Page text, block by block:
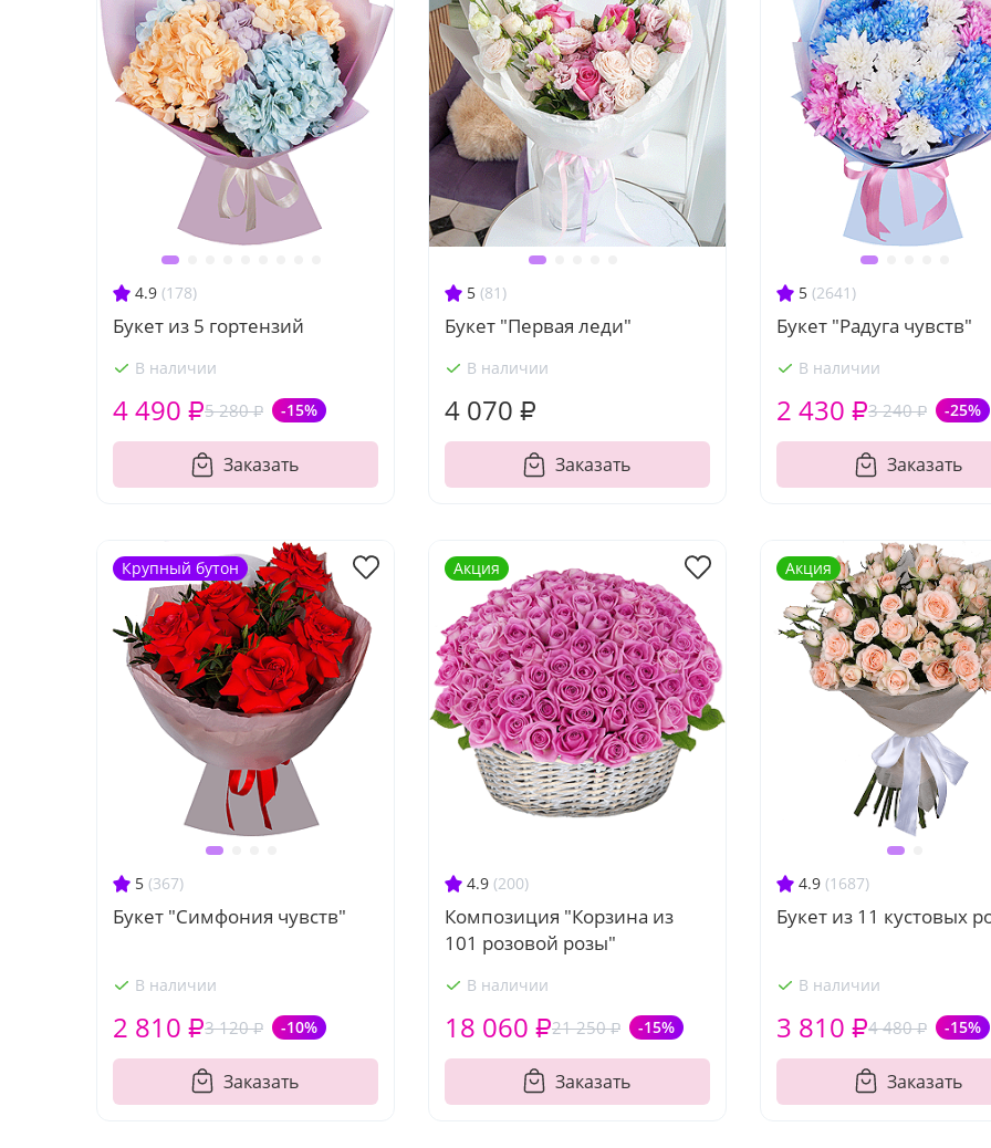
4.9 (178)
Букет из 5 гортензий
В наличии
5 280 ₽ -15%
4 490 ₽
Заказать
5 (81)
Букет "Первая леди"
В наличии
4 070 ₽
Заказать
5 (2641)
Букет "Радуга чувств"
В наличии
3 240 ₽ -25%
2 430 ₽
Заказать
5 (367)
Букет "Симфония чувств"
В наличии
3 120 ₽ -10%
2 810 ₽
Заказать
Крупный бутон
4.9 (200)
Композиция "Корзина из
101 розовой розы"
В наличии
21 250 ₽ -15%
18 060 ₽
Заказать
Акция
4.9 (1687)
Букет из 11 кустовых
В наличии
4 480 ₽ -15%
3 810 ₽
Заказать
Акция